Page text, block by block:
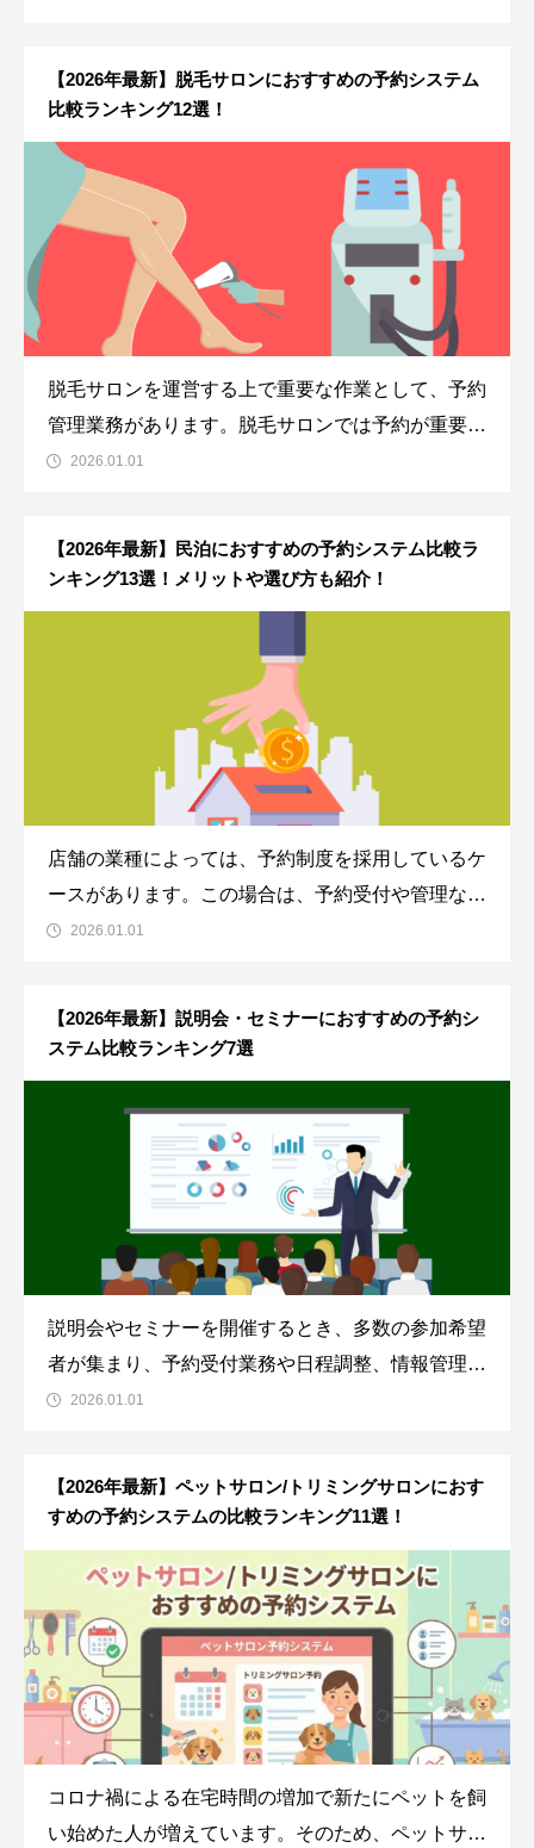
は、予約のしやすさも関わっているかもしれませ
【2026年最新】脱毛サロンにおすすめの予約システム
比較ランキング12選！
脱毛サロンを運営する上で重要な作業として、予約
管理業務があります。脱毛サロンでは予約が重要で
すが、予約のダブルブッキングがあったり、予約が
マートフォン、タブレットを使用した予約シス
2026.01.01
【2026年最新】民泊におすすめの予約システム比較ラ
ンキング13選！メリットや選び方も紹介！
店舗の業種によっては、予約制度を採用しているケ
ースがあります。この場合は、予約受付や管理など
の予約管理に必要な業務が発生します。ただ、この
な場合に便利なのが予約システムです。予約シ
2026.01.01
【2026年最新】説明会・セミナーにおすすめの予約シ
ステム比較ランキング7選
説明会やセミナーを開催するとき、多数の参加希望
者が集まり、予約受付業務や日程調整、情報管理な
どで苦労することがあります。そんなときに活用し
ーズにさばけるようになり、予約受付業務も効率化
2026.01.01
【2026年最新】ペットサロン/トリミングサロンにおす
すめの予約システムの比較ランキング11選！
コロナ禍による在宅時間の増加で新たにペットを飼
い始めた人が増えています。そのため、ペットサロ